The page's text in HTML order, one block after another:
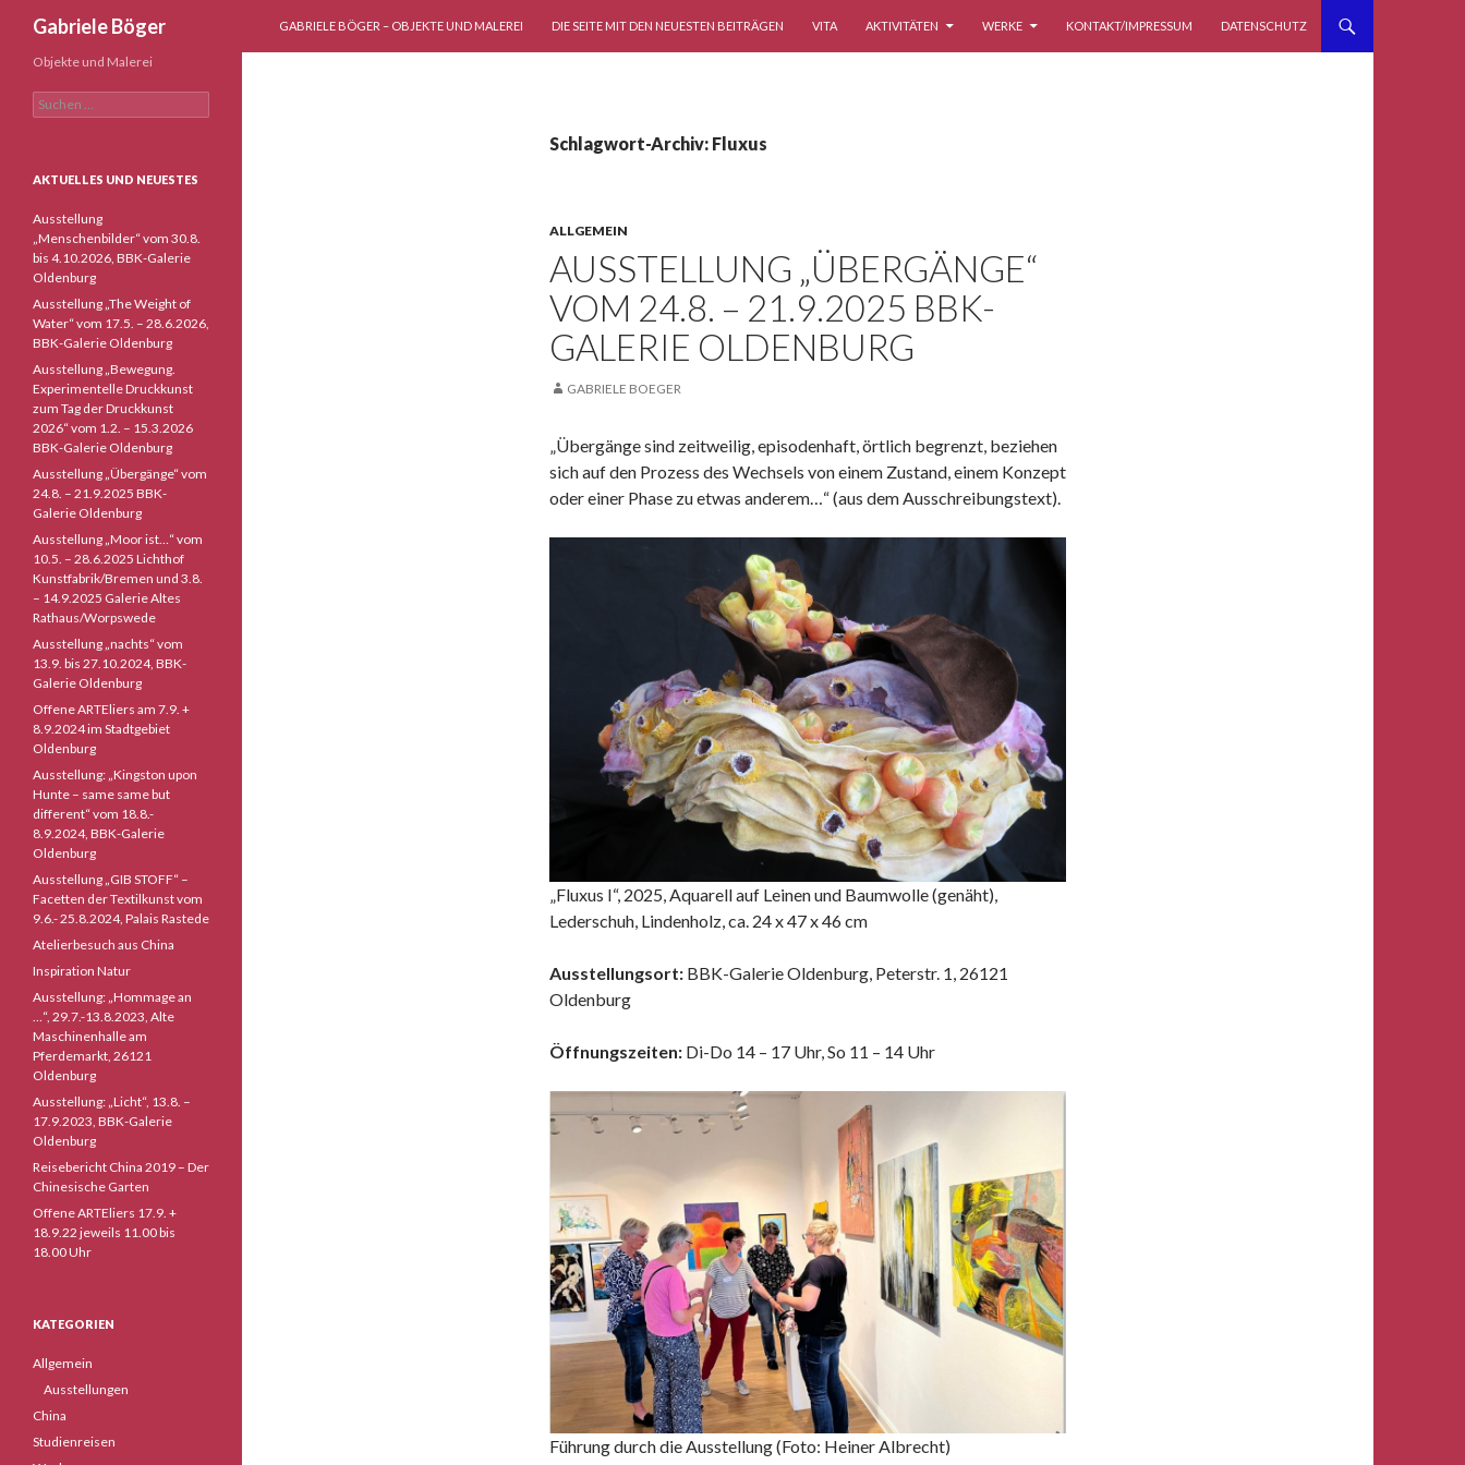
Gabriele Böger
GABRIELE BÖGER – OBJEKTE UND MALEREI
DIE SEITE MIT DEN NEUESTEN BEITRÄGEN VITA AKTIVITÄTEN WERKE KONTAKT/IMPRESSUM DATENSCHUTZ
Schlagwort-Archiv: Fluxus
ALLGEMEIN
AUSSTELLUNG „ÜBERGÄNGE“
VOM 24.8. – 21.9.2025 BBK-
GALERIE OLDENBURG
GABRIELE BOEGER
„Übergänge sind zeitweilig, episodenhaft, örtlich begrenzt, beziehen
sich auf den Prozess des Wechsels von einem Zustand, einem Konzept
oder einer Phase zu etwas anderem…“ (aus dem Ausschreibungstext).
„Fluxus I“, 2025, Aquarell auf Leinen und Baumwolle (genäht),
Lederschuh, Lindenholz, ca. 24 x 47 x 46 cm
Ausstellungsort: BBK-Galerie Oldenburg, Peterstr. 1, 26121
Oldenburg
Öffnungszeiten: Di-Do 14 – 17 Uhr, So 11 – 14 Uhr
Führung durch die Ausstellung (Foto: Heiner Albrecht)
Objekte und Malerei
Suchen
nach:
AKTUELLES UND NEUESTES
Ausstellung
„Menschenbilder“ vom 30.8.
bis 4.10.2026, BBK-Galerie
Oldenburg
Ausstellung „The Weight of
Water“ vom 17.5. – 28.6.2026,
BBK-Galerie Oldenburg
Ausstellung „Bewegung.
Experimentelle Druckkunst
zum Tag der Druckkunst
2026“ vom 1.2. – 15.3.2026
BBK-Galerie Oldenburg
Ausstellung „Übergänge“ vom
24.8. – 21.9.2025 BBK-
Galerie Oldenburg
Ausstellung „Moor ist…“ vom
10.5. – 28.6.2025 Lichthof
Kunstfabrik/Bremen und 3.8.
– 14.9.2025 Galerie Altes
Rathaus/Worpswede
Ausstellung „nachts“ vom
13.9. bis 27.10.2024, BBK-
Galerie Oldenburg
Offene ARTEliers am 7.9. +
8.9.2024 im Stadtgebiet
Oldenburg
Ausstellung: „Kingston upon
Hunte – same same but
different“ vom 18.8.-
8.9.2024, BBK-Galerie
Oldenburg
Ausstellung „GIB STOFF“ –
Facetten der Textilkunst vom
9.6.- 25.8.2024, Palais Rastede
Atelierbesuch aus China
Inspiration Natur
Ausstellung: „Hommage an
…“, 29.7.-13.8.2023, Alte
Maschinenhalle am
Pferdemarkt, 26121
Oldenburg
Ausstellung: „Licht“, 13.8. –
17.9.2023, BBK-Galerie
Oldenburg
Reisebericht China 2019 – Der
Chinesische Garten
Offene ARTEliers 17.9. +
18.9.22 jeweils 11.00 bis
18.00 Uhr
KATEGORIEN
Allgemein
Ausstellungen
China
Studienreisen